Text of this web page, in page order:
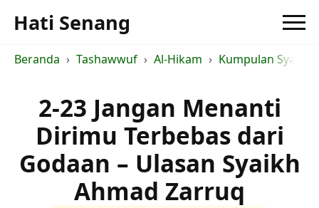
Hati Senang
Beranda Tashawwuf Al-Hikam Kumpulan Syarah
2-23 Jangan Menanti
Dirimu Terbebas dari
Godaan – Ulasan Syaikh
Ahmad Zarruq